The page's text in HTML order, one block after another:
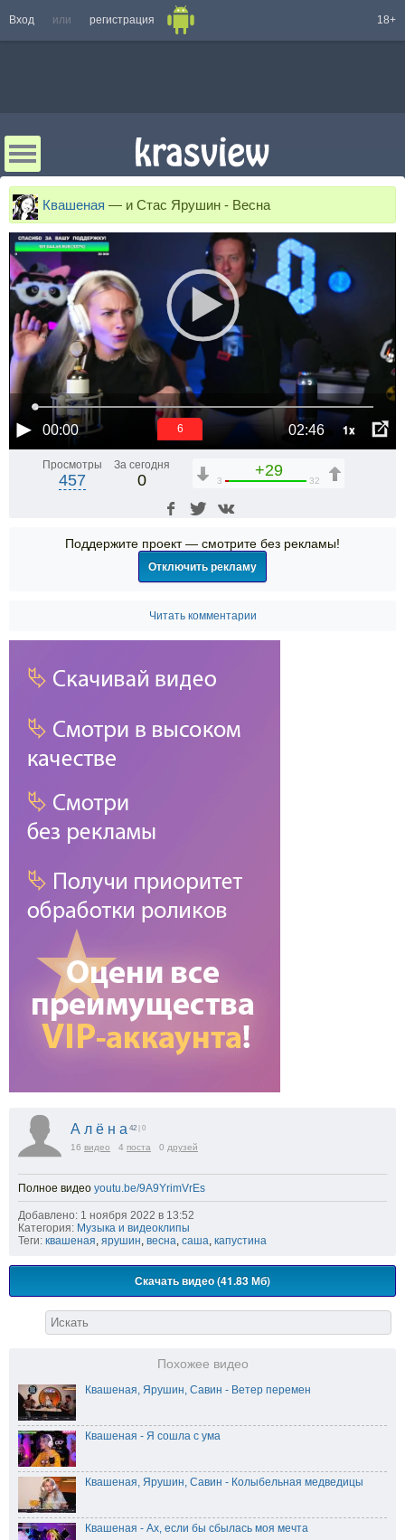
Вход или регистрация 18+
Квашеная — и Стас Ярушин - Весна
00:00 02:46 1x
6
Просмотры
457
За сегодня
0
+29
3 32
Поддержите проект — смотрите без рекламы!
Отключить рекламу
Читать комментарии
А л ё н а 42 | 0
16 видео 4 поста 0 друзей
Полное видео youtu.be/9A9YrimVrEs
Добавлено: 1 ноября 2022 в 13:52
Категория: Музыка и видеоклипы
Теги: квашеная ярушин весна саша капустина
Скачать видео (41.83 Мб)
Похожее видео
Квашеная, Ярушин, Савин - Ветер перемен
Квашеная - Я сошла с ума
Квашеная, Ярушин, Савин - Колыбельная медведицы
Квашеная - Ах, если бы сбылась моя мечта